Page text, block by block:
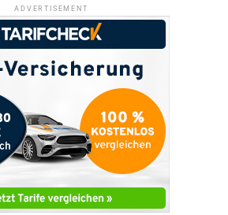
ADVERTISEMENT